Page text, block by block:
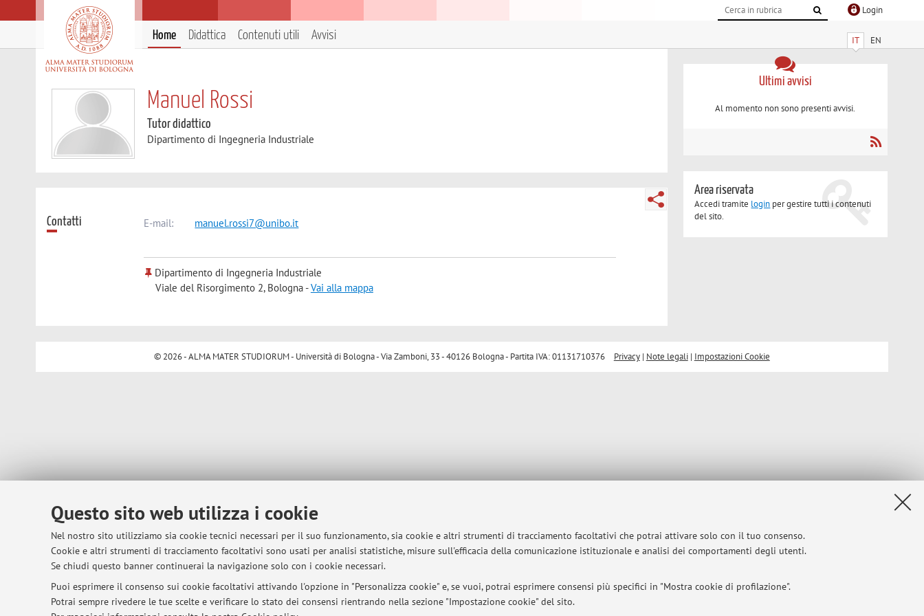
Questo sito web utilizza i cookie
Nel nostro sito utilizziamo sia cookie tecnici necessari per il suo funzionamento, sia cookie e altri strumenti di tracciamento facoltativi che potrai attivare solo con il tuo consenso.
Cookie e altri strumenti di tracciamento facoltativi sono usati per analisi statistiche, misure sull'efficacia della comunicazione istituzionale e analisi dei comportamenti degli utenti.
Se chiudi questo banner continuerai la navigazione solo con i cookie necessari.
Puoi esprimere il consenso sui cookie facoltativi attivando l'opzione in "Personalizza cookie" e, se vuoi, potrai esprimere consensi più specifici in "Mostra cookie di profilazione".
Potrai sempre rivedere le tue scelte e verificare lo stato dei consensi rientrando nella sezione "Impostazione cookie" del sito.
Login
IT EN
Home Didattica Contenuti utili Avvisi
Manuel Rossi
Tutor didattico
Dipartimento di Ingegneria Industriale
Contatti E-mail: manuel.rossi7@unibo.it
Dipartimento di Ingegneria Industriale
Viale del Risorgimento 2, Bologna -Vai alla mappa
Ultimi avvisi
Al momento non sono presenti avvisi.
Area riservata
Accedi tramite login per gestire tutti i contenuti
del sito.
© 2026 - ALMA MATER STUDIORUM - Università di Bologna - Via Zamboni, 33 - 40126 Bologna - Partita IVA: 01131710376 Privacy| Note legali| Impostazioni Cookie